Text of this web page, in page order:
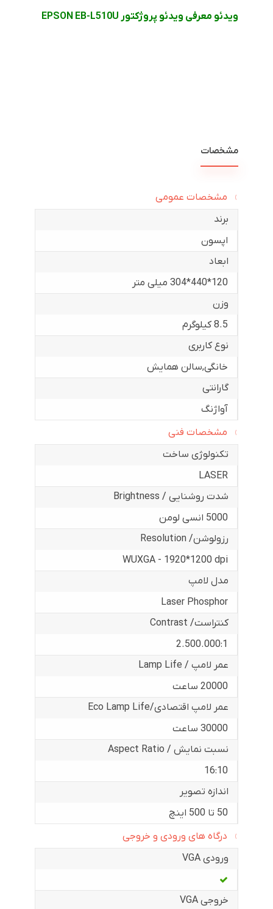
ویدئو معرفی ویدئو پروژکتور EPSON EB-L510U
مشخصات
مشخصات عمومی
برند
اپسون
ابعاد
120*440*304 میلی متر
وزن
8.5 کیلوگرم
نوع کاربری
خانگی,سالن همایش
گارانتی
آواژنگ
مشخصات فنی
تکنولوژی ساخت
LASER
شدت روشنایی / Brightness
5000 انسی لومن
رزولوشن/ Resolution
WUXGA - 1920*1200 dpi
مدل لامپ
Laser Phosphor
کنتراست/ Contrast
2.500.000:1
عمر لامپ / Lamp Life
20000 ساعت
عمر لامپ اقتصادی/Eco Lamp Life
30000 ساعت
نسبت نمایش / Aspect Ratio
16:10
اندازه تصویر
50 تا 500 اینچ
درگاه های ورودی و خروجی
ورودی VGA
خروجی VGA